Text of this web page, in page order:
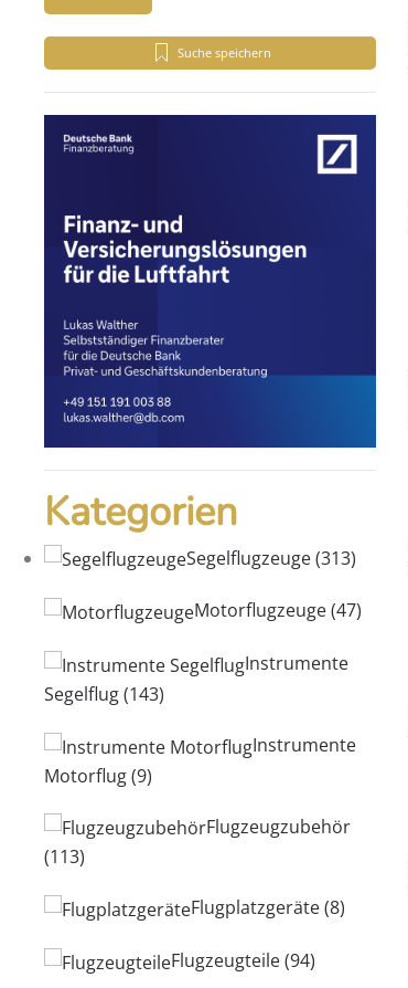
Suche speichern
Kategorien
Segelflugzeuge(313)
Motorflugzeuge(47)
Instrumente
Segelflug(143)
Instrumente
Motorflug(9)
Flugzeugzubehör
(113)
Flugplatzgeräte(8)
Flugzeugteile(94)